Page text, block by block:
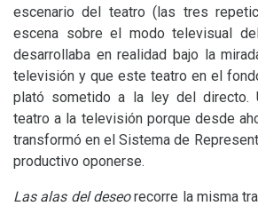
escenario del teatro (las tres
escena sobre el modo televisual
desarrollaba en realidad bajo la
televisión y que este teatro en el
plató sometido a la ley del directo.
teatro a la televisión porque desde
transformó en el Sistema de
productivo oponerse.
Las alas del deseorecorre la misma